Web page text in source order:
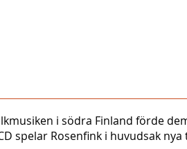
i södra Finland förde
spelar Rosenfink i huvudsak